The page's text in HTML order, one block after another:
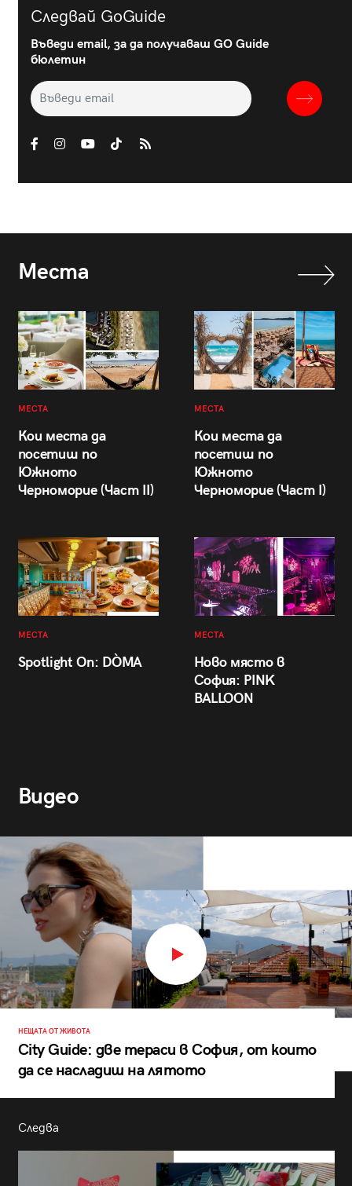
Следвай GoGuide
Въведи email, за да получаваш GO Guide
бюлетин
Места
МЕСТА
Кои места да
посетиш по
Южното
Черноморие (Част II)
МЕСТА
Кои места да
посетиш по
Южното
Черноморие (Част I)
МЕСТА
Spotlight On: DÒMA
МЕСТА
Ново място в
София: PINK
BALLOON
Видео
НЕЩАТА ОТ ЖИВОТА
City Guide: две тераси в София, от които
да се насладиш на лятото
Следва